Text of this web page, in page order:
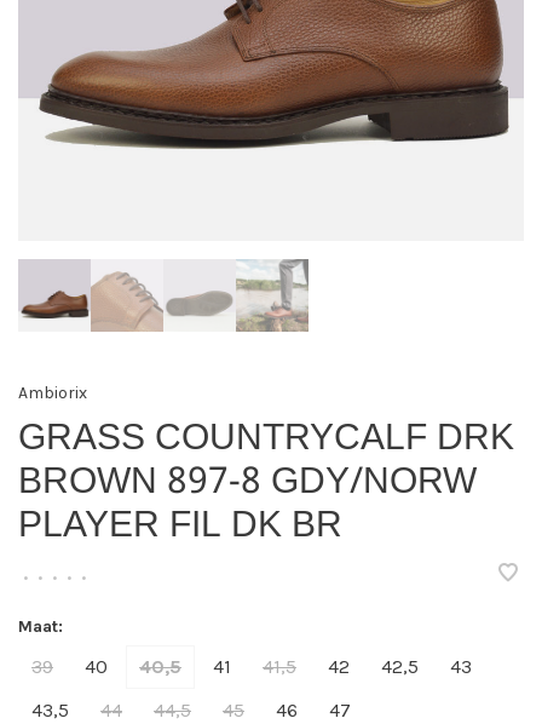
Ambiorix
GRASS COUNTRYCALF DRK
BROWN 897-8 GDY/NORW
PLAYER FIL DK BR
• • • • •
Maat:
39 40 40,5 41 41,5 42 42,5
43
43,5
44 44,5 45 46 47